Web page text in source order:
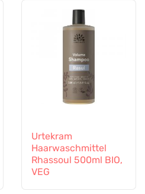
Urtekram
Haarwaschmittel
Rhassoul 500ml BIO,
VEG